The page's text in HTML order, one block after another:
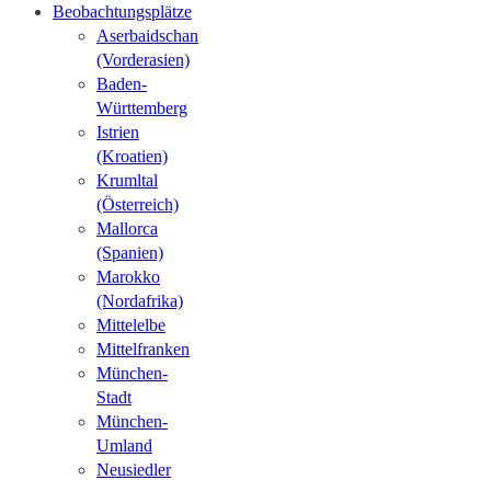
Beobachtungsplätze
Aserbaidschan
(Vorderasien)
Baden-
Württemberg
Istrien
(Kroatien)
Krumltal
(Österreich)
Mallorca
(Spanien)
Marokko
(Nordafrika)
Mittelelbe
Mittelfranken
München-
Stadt
München-
Umland
Neusiedler